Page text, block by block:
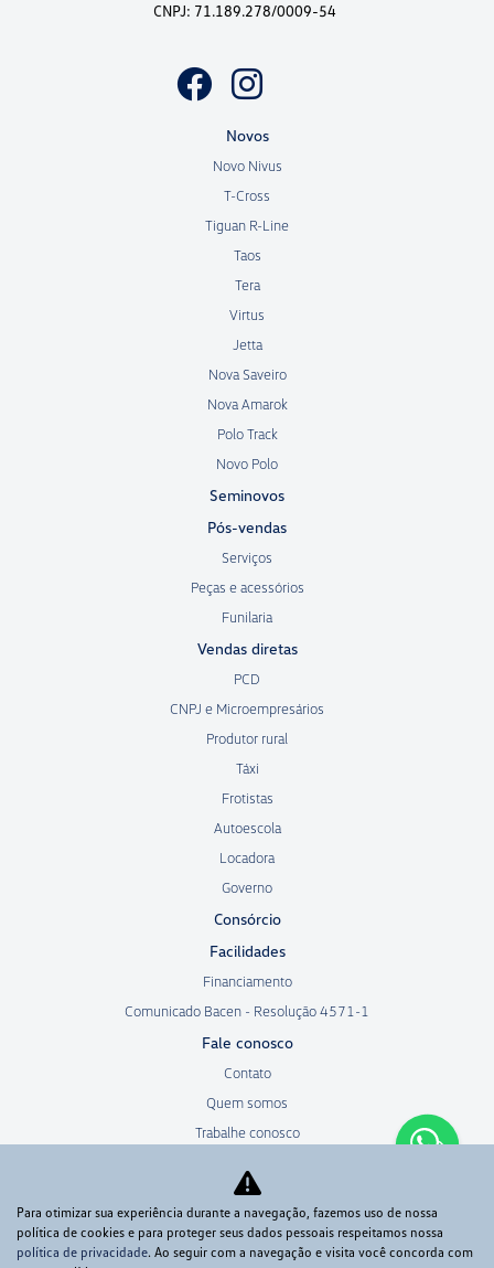
CNPJ: 71.189.278/0009-54
Novos
Novo Nivus
T-Cross
Tiguan R-Line
Taos
Tera
Virtus
Jetta
Nova Saveiro
Nova Amarok
Polo Track
Novo Polo
Seminovos
Pós-vendas
Serviços
Peças e acessórios
Funilaria
Vendas diretas
PCD
CNPJ e Microempresários
Produtor rural
Táxi
Frotistas
Autoescola
Locadora
Governo
Consórcio
Facilidades
Financiamento
Comunicado Bacen - Resolução 4571-1
Fale conosco
Contato
Quem somos
Trabalhe conosco
Manual de ética e conduta
No trânsito, enxergar o outro salva vidas.
Para otimizar sua experiência durante a navegação, fazemos uso de nossa
política de cookies e para proteger seus dados pessoais respeitamos nossa
política de privacidade. Ao seguir com a navegação e visita você concorda com